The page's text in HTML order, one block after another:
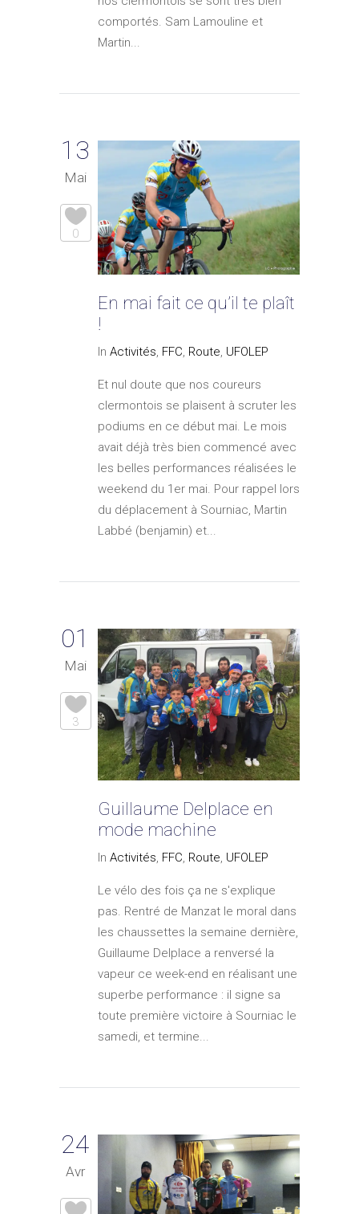
comportés. Sam Lamouline et
Martin...
13
Mai
0
En mai fait ce qu’il te plaît
!
In Activités, FFC, Route, UFOLEP
Et nul doute que nos coureurs
clermontois se plaisent à scruter les
podiums en ce début mai. Le mois
avait déjà très bien commencé avec
les belles performances réalisées le
weekend du 1er mai. Pour rappel lors
du déplacement à Sourniac, Martin
Labbé (benjamin) et...
01
Mai
3
Guillaume Delplace en
mode machine
In Activités, FFC, Route, UFOLEP
Le vélo des fois ça ne s'explique
pas. Rentré de Manzat le moral dans
les chaussettes la semaine dernière,
Guillaume Delplace a renversé la
vapeur ce week-end en réalisant une
superbe performance : il signe sa
toute première victoire à Sourniac le
samedi, et termine...
24
Avr